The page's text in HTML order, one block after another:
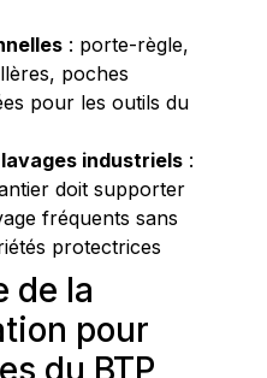
: porte-règle,
poches
pour les outils du
industriels :
doit supporter
fréquents sans
protectrices
de la
pour
du BTP